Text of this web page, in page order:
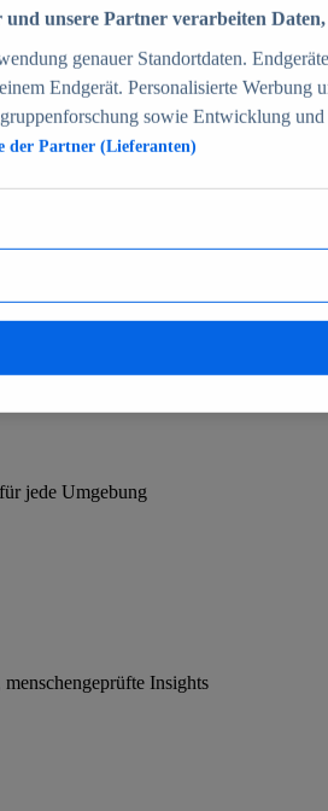
70+
und -prognosen
entdecken
jede Umgebung
Insights
unsere Partner verarbeiten
genauer Standortdaten.
Endgerät. Personalisierte Werbung
sowie Entwicklung
der Partner (Lieferanten)